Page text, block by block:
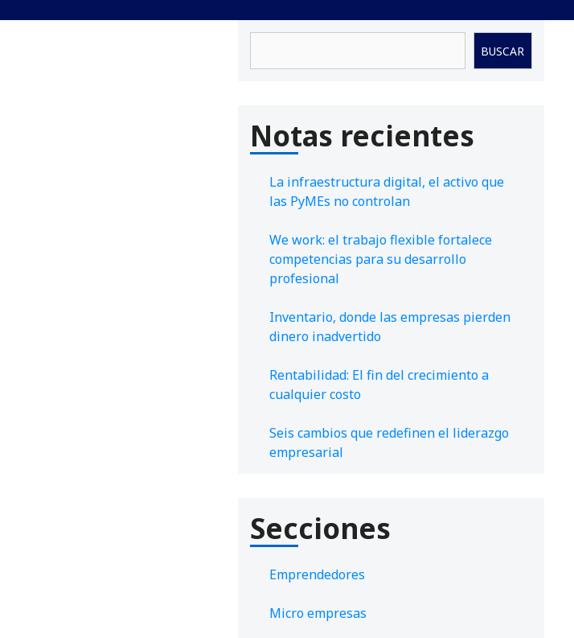
BUSCAR
Notas recientes
La infraestructura digital, el activo que
las PyMEs no controlan
We work: el trabajo flexible fortalece
competencias para su desarrollo
profesional
Inventario, donde las empresas pierden
dinero inadvertido
Rentabilidad: El fin del crecimiento a
cualquier costo
Seis cambios que redefinen el liderazgo
empresarial
Secciones
Emprendedores
Micro empresas